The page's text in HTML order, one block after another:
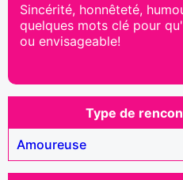
Sincérité, honnêteté,
quelques mots clé pour
ou envisageable!
Type de
Amoureuse